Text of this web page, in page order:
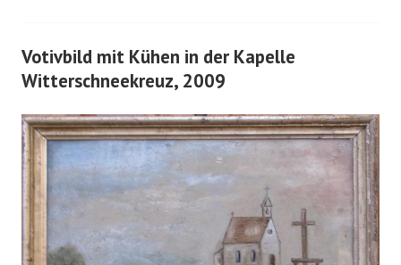
Votivbild mit Kühen in der Kapelle
Witterschneekreuz, 2009